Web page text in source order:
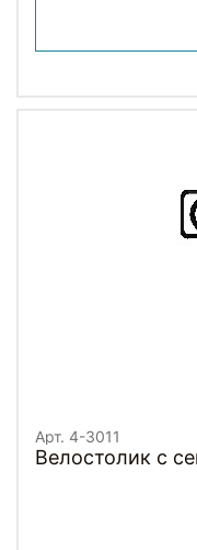
Арт. 4-3011
Велостолик с